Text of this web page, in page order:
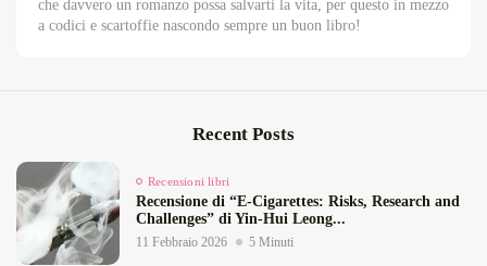
che davvero un romanzo possa salvarti la vita, per questo in mezzo
a codici e scartoffie nascondo sempre un buon libro!
Recent Posts
Recensioni libri
Recensione di “E‑Cigarettes: Risks, Research and
Challenges” di Yin‑Hui Leong...
11 Febbraio 2026 5 Minuti